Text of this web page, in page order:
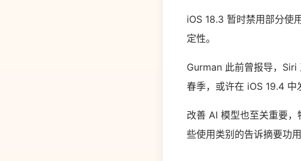
iOS 18.3 暂时禁用部分使
定性。
Gurman 此前曾报导，Siri
春季，或许在 iOS 19.4 中
改善 AI 模型也至关重要
些使用类别的告诉摘要功